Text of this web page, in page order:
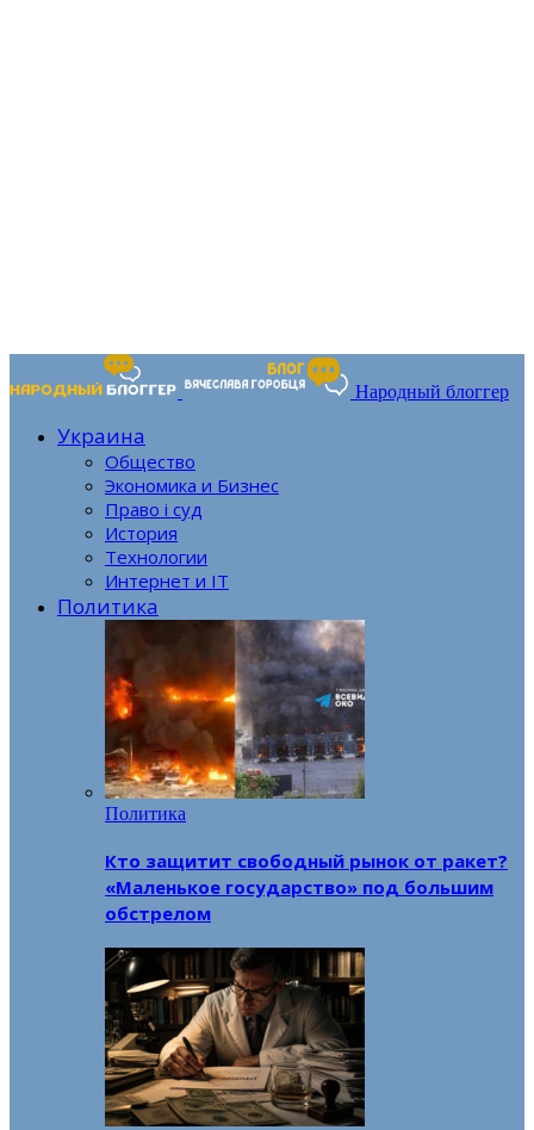
Народный блоггер
Украина
Общество
Экономика и Бизнес
Право і суд
История
Технологии
Интернет и IT
Политика
Политика
Кто защитит свободный рынок от ракет?
«Маленькое государство» под большим
обстрелом